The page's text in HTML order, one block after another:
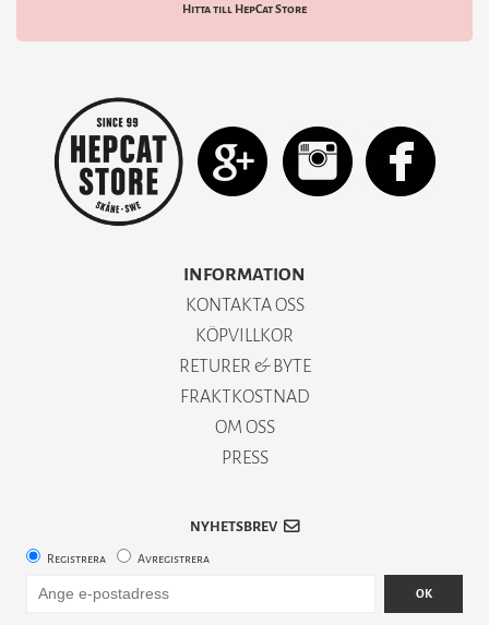
Hitta till HepCat Store
INFORMATION
KONTAKTA OSS
KÖPVILLKOR
RETURER & BYTE
FRAKTKOSTNAD
OM OSS
PRESS
NYHETSBREV
Registrera Avregistrera
OK